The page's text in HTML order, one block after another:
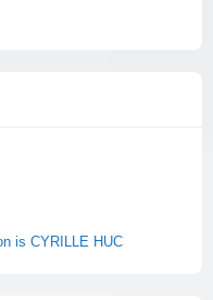
is CYRILLE HUC